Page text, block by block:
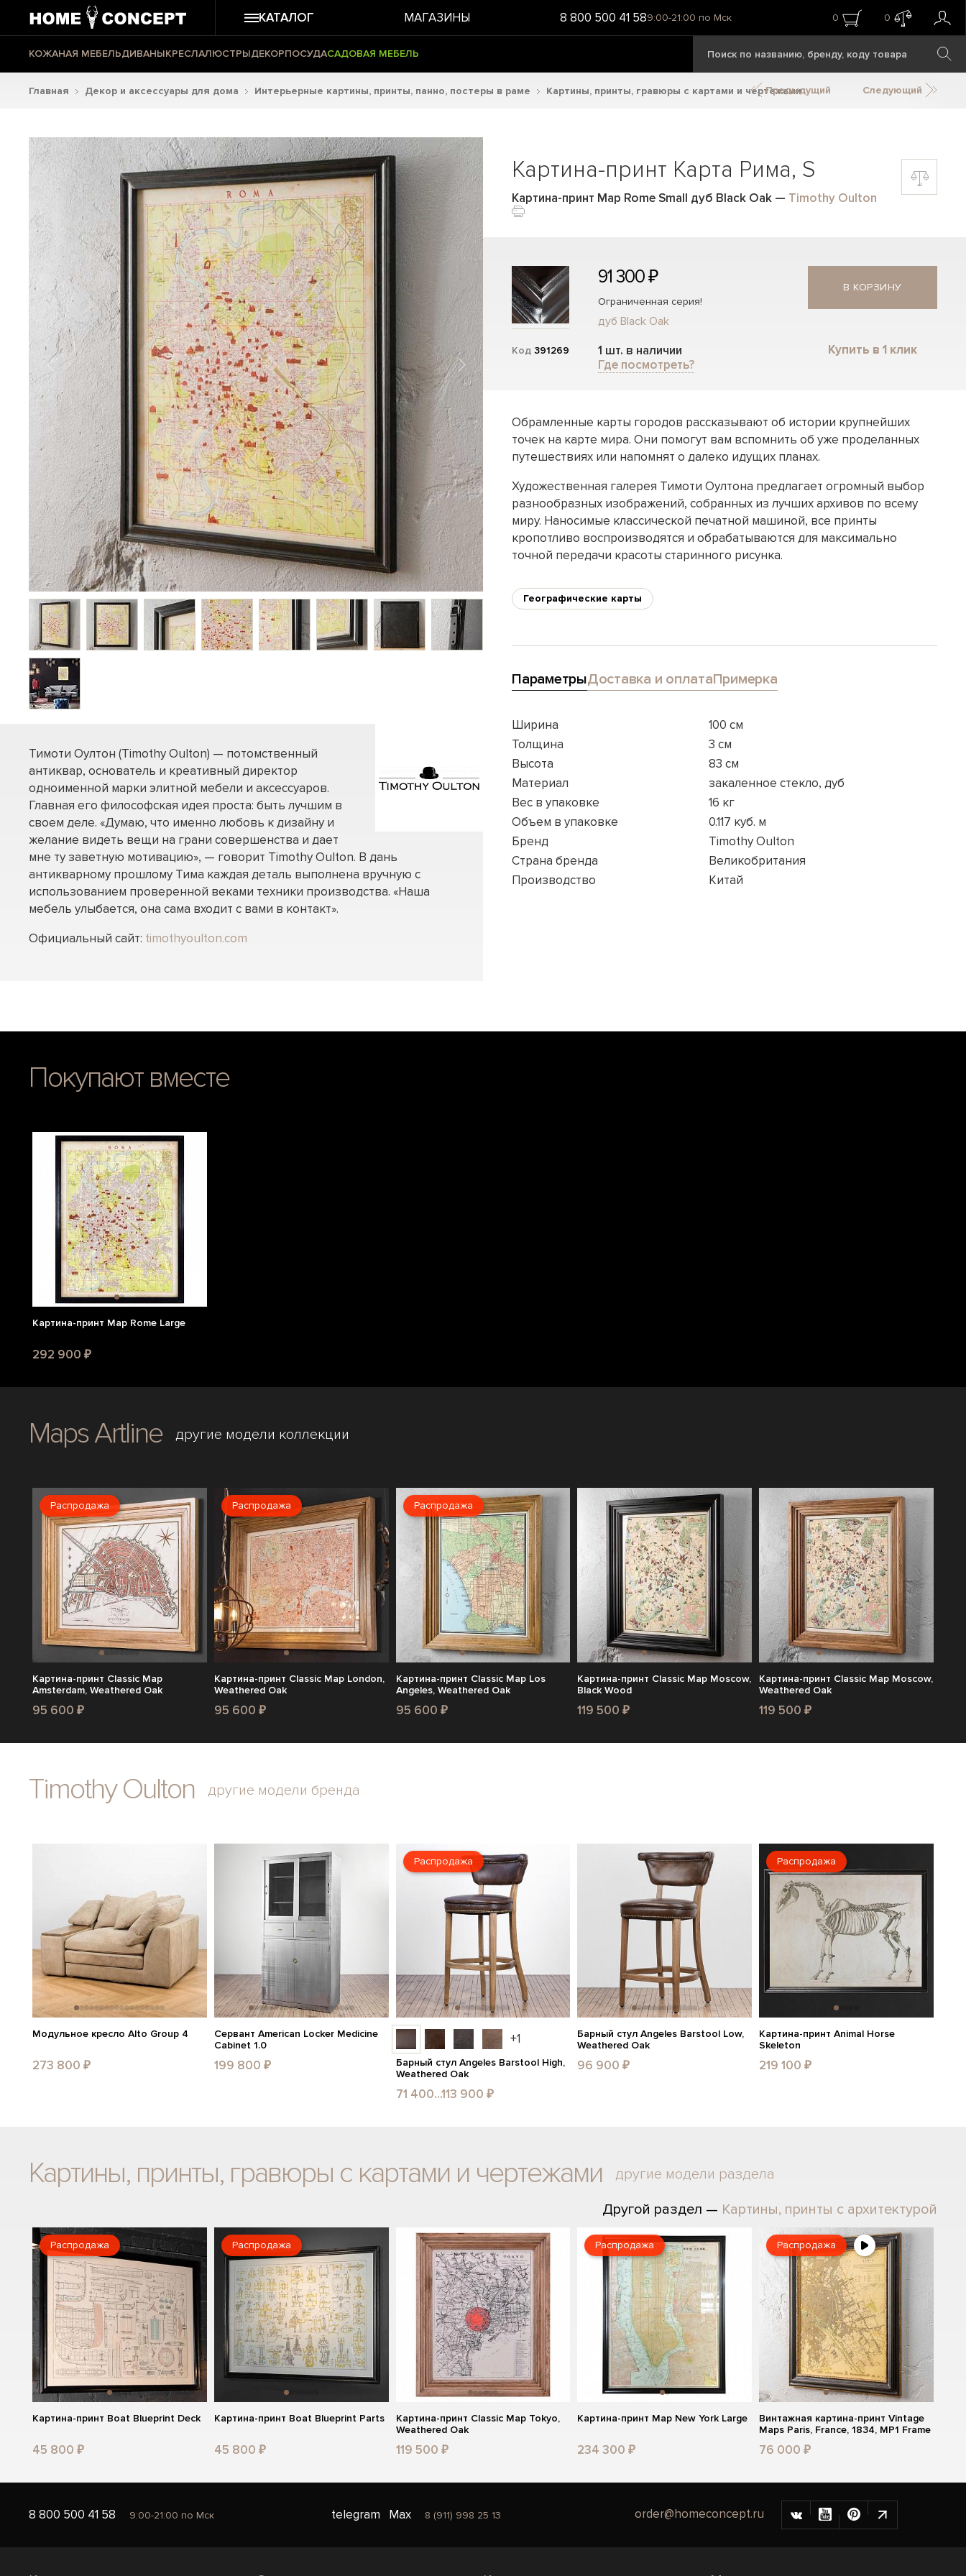
КАТАЛОГ МАГАЗИНЫ 8 800 500 41 589:00-21:00 по Мск 0 0
КОЖАНАЯ МЕБЕЛЬДИВАНЫКРЕСЛАЛЮСТРЫДЕКОРПОСУДАСАДОВАЯ МЕБЕЛЬ
Главная Декор и аксессуары для дома Интерьерные картины, принты, панно, постеры в раме Картины, принты, гравюры с картами и чертежами
Предыдущий Следующий
Тимоти Оултон (Timothy Oulton) — потомственный
антиквар, основатель и креативный директор
одноименной марки элитной мебели и аксессуаров.
Главная его философская идея проста: быть лучшим в
своем деле. «Думаю, что именно любовь к дизайну и
желание видеть вещи на грани совершенства и дает
мне ту заветную мотивацию», — говорит Timothy Oulton. В дань
антикварному прошлому Тима каждая деталь выполнена вручную с
использованием проверенной веками техники производства. «Наша
мебель улыбается, она сама входит с вами в контакт».
Официальный сайт: timothyoulton.com
Картина-принт Карта Рима, S
Картина-принт Map Rome Small дуб Black Oak — Timothy Oulton
Код 391269
91 300 ₽
Ограниченная серия!
дуб Black Oak
1 шт. в наличии
Где посмотреть?
В КОРЗИНУ
Купить в 1 клик
Обрамленные карты городов рассказывают об истории крупнейших
точек на карте мира. Они помогут вам вспомнить об уже проделанных
путешествиях или напомнят о далеко идущих планах.
Художественная галерея Тимоти Оултона предлагает огромный выбор
разнообразных изображений, собранных из лучших архивов по всему
миру. Наносимые классической печатной машиной, все принты
кропотливо воспроизводятся и обрабатываются для максимально
точной передачи красоты старинного рисунка.
Географические карты
ПараметрыДоставка и оплатаПримерка
Ширина
100 см
Толщина
3 см
Высота
83 см
Материал
закаленное стекло, дуб
Вес в упаковке
16 кг
Объем в упаковке
0.117 куб. м
Бренд
Timothy Oulton
Страна бренда
Великобритания
Производство
Китай
Покупают вместе
Картина-принт Map Rome Large
292 900 ₽
Maps Artline другие модели коллекции
Распродажа
Картина-принт Classic Map
Amsterdam, Weathered Oak
95 600 ₽
Распродажа
Картина-принт Classic Map London,
Weathered Oak
95 600 ₽
Распродажа
Картина-принт Classic Map Los
Angeles, Weathered Oak
95 600 ₽
Картина-принт Classic Map Moscow,
Black Wood
119 500 ₽
Картина-принт Classic Map Moscow,
Weathered Oak
119 500 ₽
Timothy Oulton другие модели бренда
Модульное кресло Alto Group 4
273 800 ₽
Сервант American Locker Medicine
Cabinet 1.0
199 800 ₽
Распродажа
+1
Барный стул Angeles Barstool High,
Weathered Oak
71 400...113 900 ₽
Барный стул Angeles Barstool Low,
Weathered Oak
96 900 ₽
Распродажа
Картина-принт Animal Horse
Skeleton
219 100 ₽
Картины, принты, гравюры с картами и чертежами другие модели раздела
Другой раздел — Картины, принты с архитектурой
Распродажа
Картина-принт Boat Blueprint Deck
45 800 ₽
Распродажа
Картина-принт Boat Blueprint Parts
45 800 ₽
Картина-принт Classic Map Tokyo,
Weathered Oak
119 500 ₽
Распродажа
Картина-принт Map New York Large
234 300 ₽
Распродажа
Винтажная картина-принт Vintage
Maps Paris, France, 1834, MP1 Frame
76 000 ₽
8 800 500 41 58 9:00-21:00 по Мск telegram Max 8 (911) 998 25 13 order@homeconcept.ru